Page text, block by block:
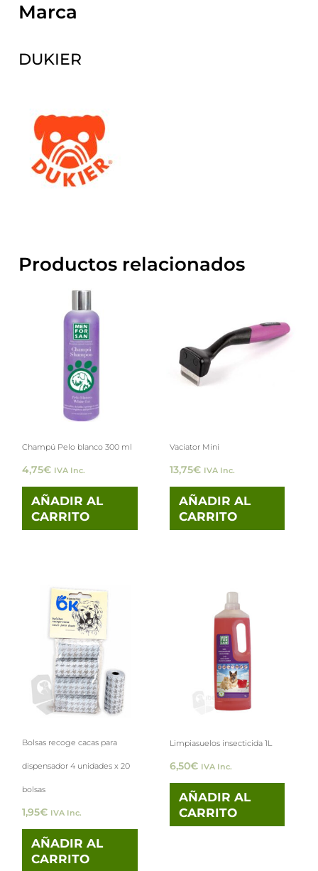
Marca
DUKIER
Productos relacionados
Champú Pelo blanco 300 ml
4,75€ IVA Inc.
AÑADIR AL
CARRITO
Vaciator Mini
13,75€ IVA Inc.
AÑADIR AL
CARRITO
Bolsas recoge cacas para
dispensador 4 unidades x 20
bolsas
1,95€ IVA Inc.
AÑADIR AL
CARRITO
Limpiasuelos insecticida 1L
6,50€ IVA Inc.
AÑADIR AL
CARRITO